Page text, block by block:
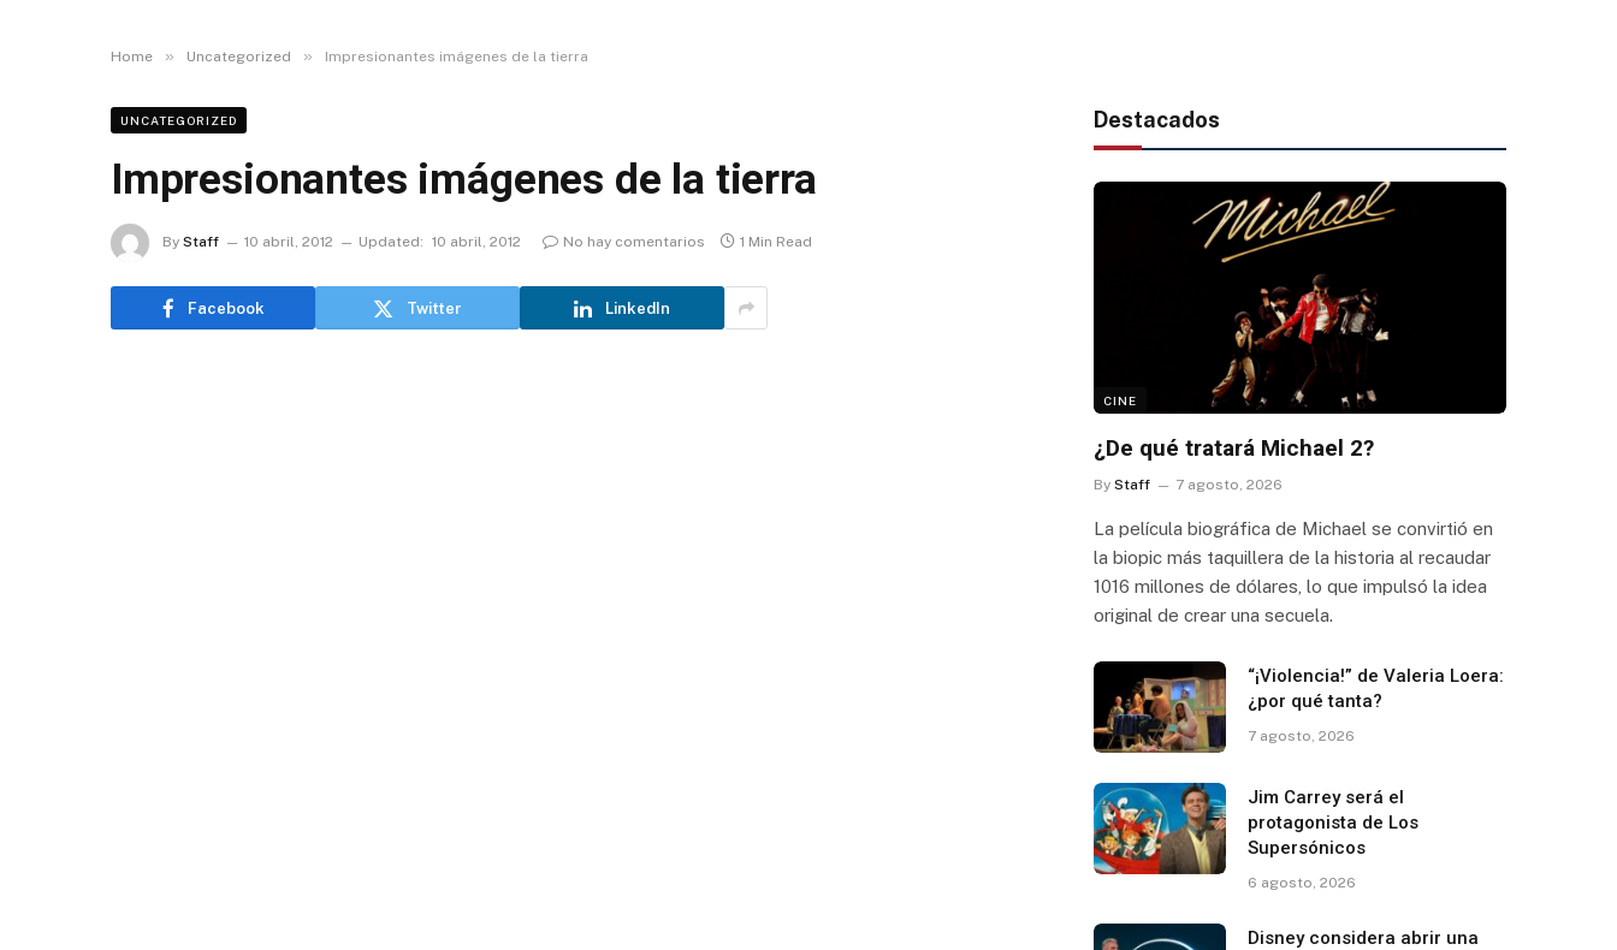
Home » Uncategorized » Impresionantes imágenes de la tierra
UNCATEGORIZED
Impresionantes imágenes de la tierra
By Staff 10 abril, 2012 Updated: 10 abril, 2012 No hay comentarios 1 Min Read
Facebook Twitter LinkedIn
Destacados
CINE
¿De qué tratará Michael 2?
By Staff 7 agosto, 2026
La película biográfica de Michael se convirtió en
la biopic más taquillera de la historia al recaudar
1016 millones de dólares, lo que impulsó la idea
original de crear una secuela.
“¡Violencia!” de Valeria Loera:
¿por qué tanta?
7 agosto, 2026
Jim Carrey será el
protagonista de Los
Supersónicos
6 agosto, 2026
Disney considera abrir una